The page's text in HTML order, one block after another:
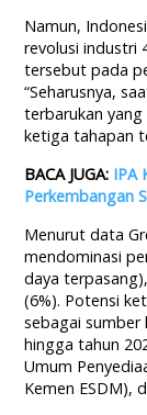
Namun,
revolusi industri
tersebut pada
“Seharusnya,
terbarukan
ketiga tahapan
BACA JUGA: IPA
Perkembangan
Menurut data
mendominasi
daya
(6%). Potensi
sebagai
hingga tahun
Umum
Kemen ESDM),